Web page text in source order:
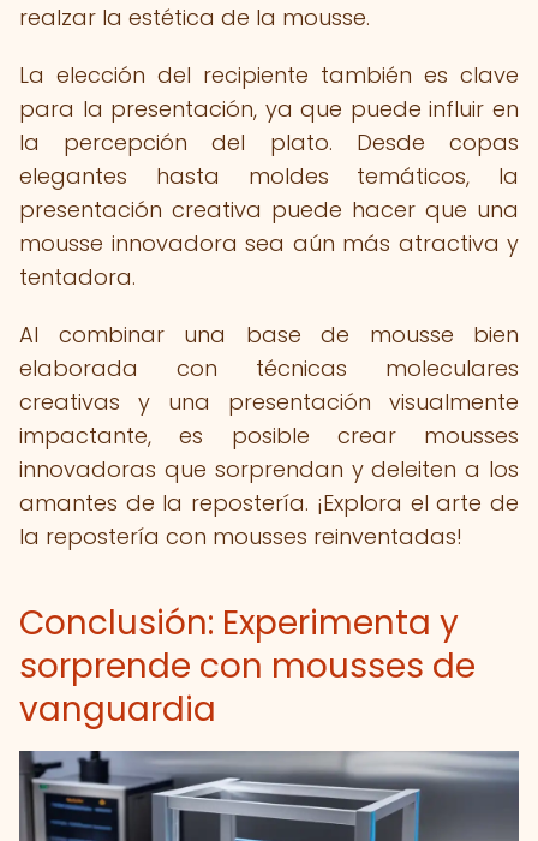
realzar la estética de la mousse.
La elección del recipiente también es clave
para la presentación, ya que puede influir en
la percepción del plato. Desde copas
elegantes hasta moldes temáticos, la
presentación creativa puede hacer que una
mousse innovadora sea aún más atractiva y
tentadora.
Al combinar una base de mousse bien
elaborada con técnicas moleculares
creativas y una presentación visualmente
impactante, es posible crear mousses
innovadoras que sorprendan y deleiten a los
amantes de la repostería. ¡Explora el arte de
la repostería con mousses reinventadas!
Conclusión: Experimenta y
sorprende con mousses de
vanguardia